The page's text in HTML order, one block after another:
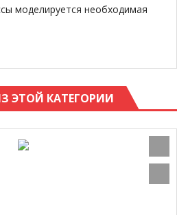
моделируется необходимая
ЭТОЙ КАТЕГОРИИ